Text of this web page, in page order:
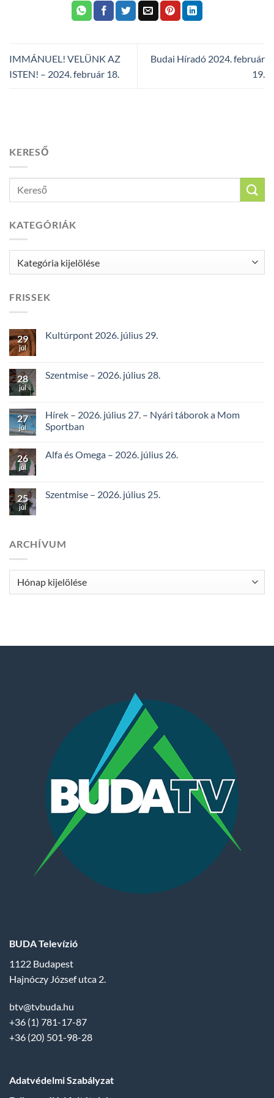
IMMÁNUEL! VELÜNK AZ
ISTEN! – 2024. február 18.
Budai Híradó 2024. február
19.
KERESŐ
KATEGÓRIÁK
FRISSEK
29
júl
Kultúrpont 2026. július 29.
28
júl
Szentmise – 2026. július 28.
27
júl
Hírek – 2026. július 27. – Nyári táborok a Mom
Sportban
26
júl
Alfa és Omega – 2026. július 26.
25
júl
Szentmise – 2026. július 25.
ARCHÍVUM
Archívum
BUDA Televízió
1122 Budapest
Hajnóczy József utca 2.
btv@tvbuda.hu
+36 (1) 781-17-87
+36 (20) 501-98-28
Adatvédelmi Szabályzat